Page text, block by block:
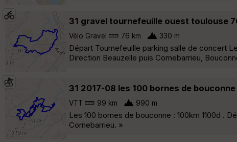
31 gravel tournefeuille ouest toulouse
Vélo Gravel 76 km 330 m
Départ Tournefeuille parking salle de concert
Direction Beauzelle puis Cornebarrieu,
31 2017-08 les 100 bornes de bouconne
VTT 99 km 990 m
Les 100 bornes de bouconne : 100km 1100d .
Cornebarrieu. »